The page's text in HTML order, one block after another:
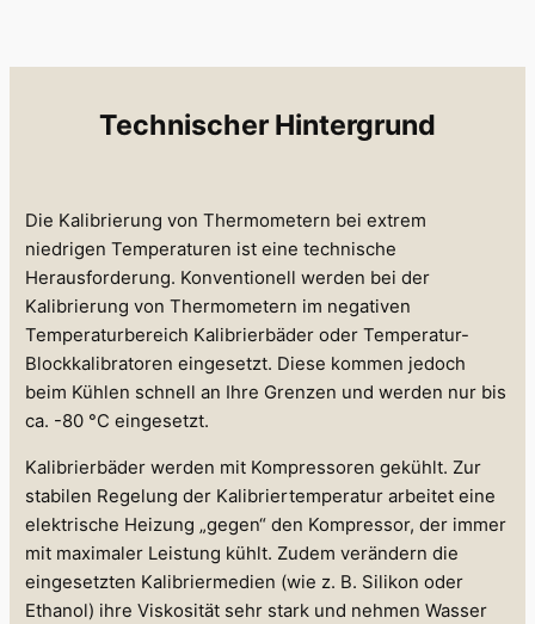
Technischer Hintergrund
Die Kalibrierung von Thermometern bei extrem
niedrigen Temperaturen ist eine technische
Herausforderung. Konventionell werden bei der
Kalibrierung von Thermometern im negativen
Temperaturbereich Kalibrierbäder oder Temperatur-
Blockkalibratoren eingesetzt. Diese kommen jedoch
beim Kühlen schnell an Ihre Grenzen und werden nur bis
ca. -80 °C eingesetzt.
Kalibrierbäder werden mit Kompressoren gekühlt. Zur
stabilen Regelung der Kalibriertemperatur arbeitet eine
elektrische Heizung „gegen“ den Kompressor, der immer
mit maximaler Leistung kühlt. Zudem verändern die
eingesetzten Kalibriermedien (wie z. B. Silikon oder
Ethanol) ihre Viskosität sehr stark und nehmen Wasser